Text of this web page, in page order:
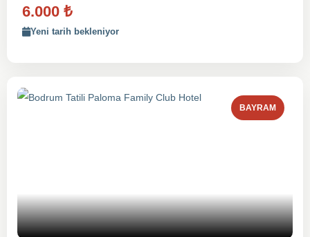
6.000 ₺
Yeni tarih bekleniyor
BAYRAM